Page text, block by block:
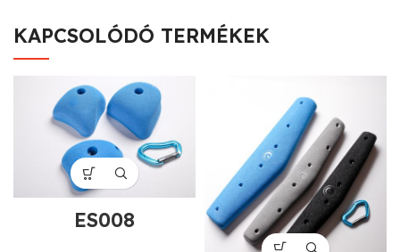
KAPCSOLÓDÓ TERMÉKEK
ES008